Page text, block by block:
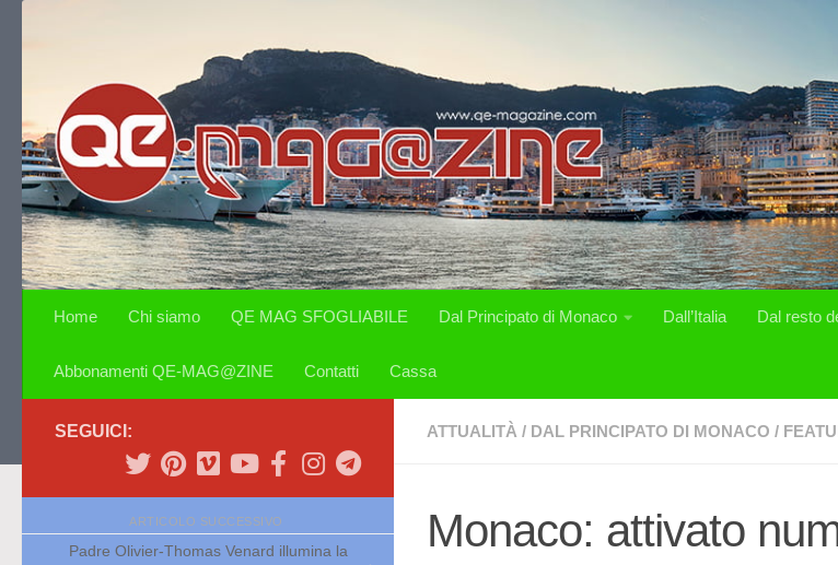
Home Chi siamo QE MAG SFOGLIABILE Dal Principato di Monaco Dall’Italia Dal resto
Abbonamenti QE-MAG@ZINE Contatti Cassa
ATTUALITÀ / DAL PRINCIPATO DI MONACO /
Monaco: attivato
SEGUICI:
ARTICOLO SUCCESSIVO
Padre Olivier-Thomas Venard illumina la